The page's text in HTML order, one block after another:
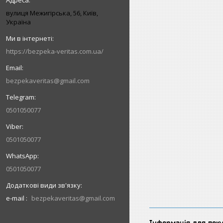
вулиця Межигірська, 56, Київ,
Україна
https://bezpeka-veritas.com.ua/
bezpekaveritas@gmail.com
0501050077
0501050077
0501050077
e-mail bezpekaveritas@gmail.com